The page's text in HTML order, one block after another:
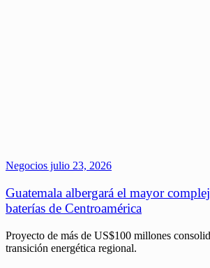
Negocios julio 23, 2026
Guatemala albergará el mayor
baterías de Centroamérica
Proyecto de más de US$100 millones
transición energética regional.